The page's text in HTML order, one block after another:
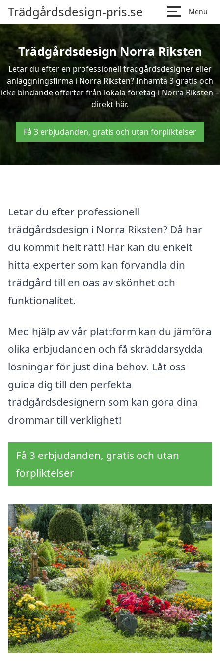
Trädgårdsdesign-pris.se Menu
Trädgårdsdesign Norra Riksten
Letar du efter en professionell trädgårdsdesigner eller
anläggningsfirma i Norra Riksten? Inhämta 3 gratis och
icke bindande offerter från lokala företag i Norra Riksten –
direkt här.
Få 3 erbjudanden, gratis och utan förpliktelser
Letar du efter professionell
trädgårdsdesign i Norra Riksten? Då har
du kommit helt rätt! Här kan du enkelt
hitta experter som kan förvandla din
trädgård till en oas av skönhet och
funktionalitet.
Med hjälp av vår plattform kan du jämföra
olika erbjudanden och få skräddarsydda
lösningar för just dina behov. Låt oss
guida dig till den perfekta
trädgårdsdesignern som kan göra dina
drömmar till verklighet!
Få 3 erbjudanden, gratis och utan
förpliktelser